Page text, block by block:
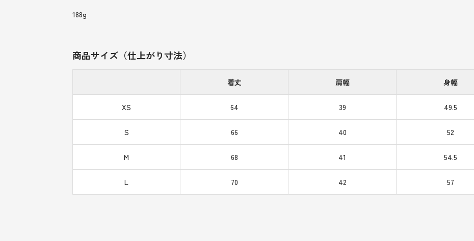
188g
商品サイズ（仕上がり寸法）
着丈 肩幅 身幅
XS 64 39 49.5
S 66 40 52
M 68 41 54.5
L 70 42 57